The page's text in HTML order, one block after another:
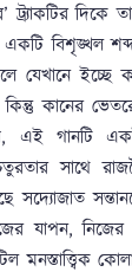
দিকে
বিশৃঙ্খল
যেখানে ইচ্ছে
কিন্তু কানের
এই গানটি
সাথে
সদ্যোজাত
যাপন,
মনস্তাত্ত্বিক